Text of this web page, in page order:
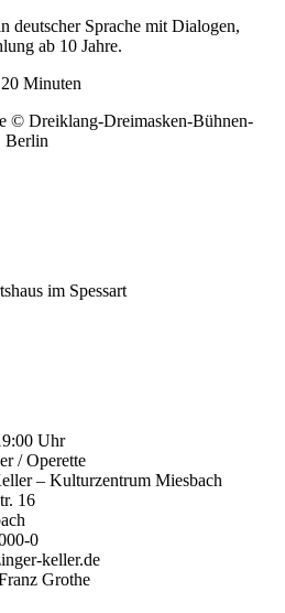
deutscher Sprache mit Dialogen,
ab 10 Jahre.
Minuten
© Dreiklang-Dreimasken-Bühnen-
Berlin
Uhr
/ Operette
– Kulturzentrum Miesbach
16
0
keller.de
Grothe